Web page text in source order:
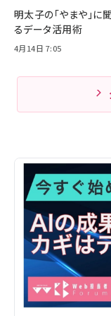
明太子の「やまや」に
るデータ活用術
4月14日 7:05